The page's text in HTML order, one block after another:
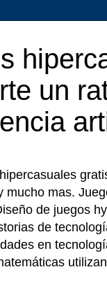
un
mucho mas.
de juegos
de
en